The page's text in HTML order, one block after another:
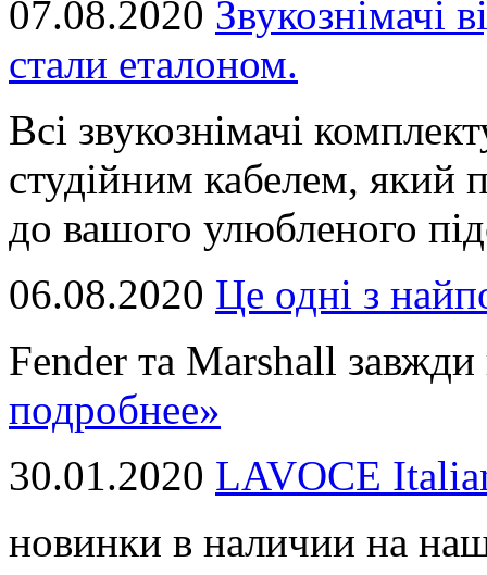
07.08.2020 Звукознімачі
стали еталоном.
Всі звукознімачі
студійним кабелем, який
до вашого улюбленого
06.08.2020 Це однi з
Fender та Marshall завжди
подробнее»
30.01.2020 LAVOCE
новинки в наличии на